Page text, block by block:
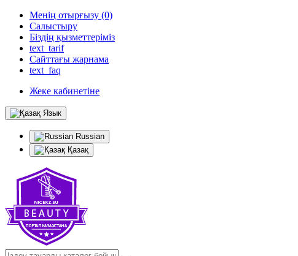
Менің отырғызу (0)
Салыстыру
Біздің қызметтеріміз
text_tarif
Сайттағы жарнама
text_faq
Жеке кабинетіне
Язык
Russian
Қазақ